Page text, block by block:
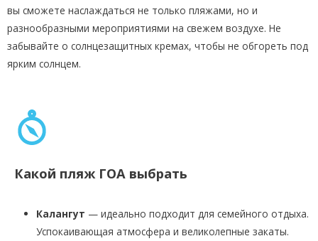
вы сможете наслаждаться не только пляжами, но и
разнообразными мероприятиями на свежем воздухе. Не
забывайте о солнцезащитных кремах, чтобы не обгореть под
ярким солнцем.
Какой пляж ГОА выбрать
Калангут — идеально подходит для семейного отдыха.
Успокаивающая атмосфера и великолепные закаты.